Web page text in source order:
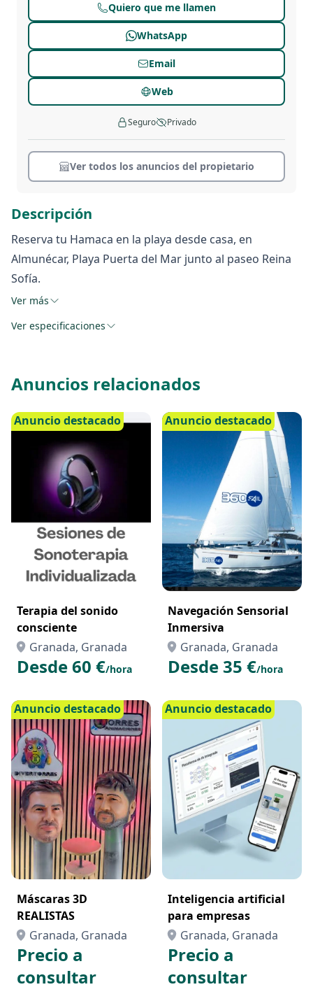
Descripción
Reserva tu Hamaca en la playa desde casa, en
Almunécar, Playa Puerta del Mar junto al paseo Reina
Sofía.
Ver más
Ver especificaciones
Quiero que me llamen
WhatsApp
Email
Web
Seguro Privado
Ver todos los anuncios del propietario
Anuncios relacionados
Anuncio destacado
Terapia del sonido
consciente
Granada, Granada
Desde 60 €/hora
Anuncio destacado
Navegación Sensorial
Inmersiva
Granada, Granada
Desde 35 €/hora
Anuncio destacado
Máscaras 3D
REALISTAS
Granada, Granada
Precio a
consultar
Anuncio destacado
Inteligencia artificial
para empresas
Granada, Granada
Precio a
consultar